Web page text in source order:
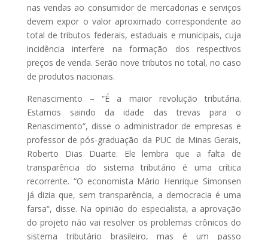
nas vendas ao consumidor de mercadorias e serviços
devem expor o valor aproximado correspondente ao
total de tributos federais, estaduais e municipais, cuja
incidência interfere na formação dos respectivos
preços de venda. Serão nove tributos no total, no caso
de produtos nacionais.
Renascimento – “É a maior revolução tributária.
Estamos saindo da idade das trevas para o
Renascimento“, disse o administrador de empresas e
professor de pós-graduação da PUC de Minas Gerais,
Roberto Dias Duarte. Ele lembra que a falta de
transparência do sistema tributário é uma crítica
recorrente. “O economista Mário Henrique Simonsen
já dizia que, sem transparência, a democracia é uma
farsa“, disse. Na opinião do especialista, a aprovação
do projeto não vai resolver os problemas crônicos do
sistema tributário brasileiro, mas é um passo